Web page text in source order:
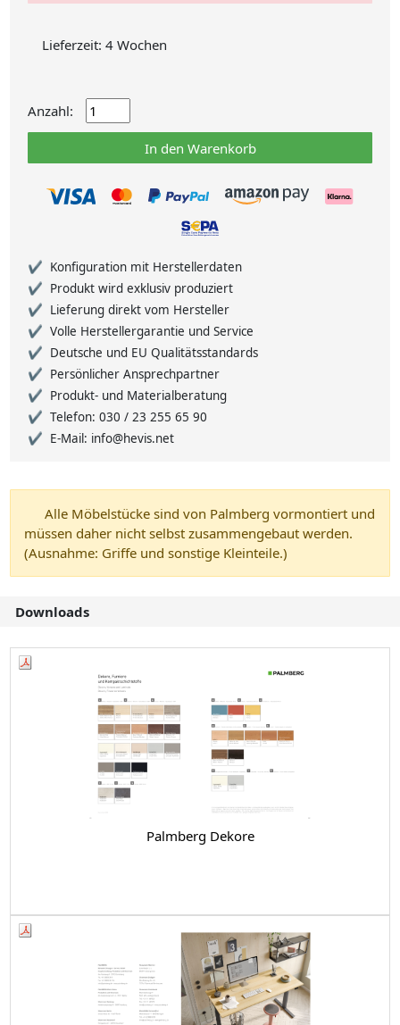
Lieferzeit: 4 Wochen
Anzahl:
In den Warenkorb
Konfiguration mit Herstellerdaten
Produkt wird exklusiv produziert
Lieferung direkt vom Hersteller
Volle Herstellergarantie und Service
Deutsche und EU Qualitätsstandards
Persönlicher Ansprechpartner
Produkt- und Materialberatung
Telefon: 030 / 23 255 65 90
E-Mail: info@hevis.net
Alle Möbelstücke sind von Palmberg vormontiert und
müssen daher nicht selbst zusammengebaut werden.
(Ausnahme: Griffe und sonstige Kleinteile.)
Downloads
Palmberg Dekore